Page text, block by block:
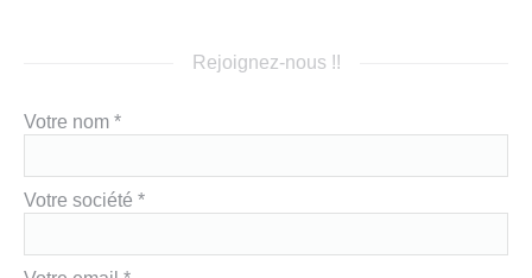
Rejoignez-nous !!
Votre nom *
Votre société *